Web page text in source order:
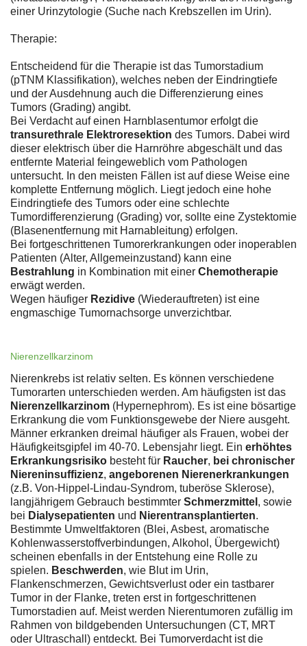
einer Urinzytologie (Suche nach Krebszellen im Urin).
Therapie:
Entscheidend für die Therapie ist das Tumorstadium
(pTNM Klassifikation), welches neben der Eindringtiefe
und der Ausdehnung auch die Differenzierung eines
Tumors (Grading) angibt.
Bei Verdacht auf einen Harnblasentumor erfolgt die
transurethrale Elektroresektion des Tumors. Dabei wird
dieser elektrisch über die Harnröhre abgeschält und das
entfernte Material feingeweblich vom Pathologen
untersucht. In den meisten Fällen ist auf diese Weise eine
komplette Entfernung möglich. Liegt jedoch eine hohe
Eindringtiefe des Tumors oder eine schlechte
Tumordifferenzierung (Grading) vor, sollte eine Zystektomie
(Blasenentfernung mit Harnableitung) erfolgen.
Bei fortgeschrittenen Tumorerkrankungen oder inoperablen
Patienten (Alter, Allgemeinzustand) kann eine
Bestrahlung in Kombination mit einer Chemotherapie
erwägt werden.
Wegen häufiger Rezidive (Wiederauftreten) ist eine
engmaschige Tumornachsorge unverzichtbar.
Nierenzellkarzinom
Nierenkrebs ist relativ selten. Es können verschiedene
Tumorarten unterschieden werden. Am häufigsten ist das
Nierenzellkarzinom (Hypernephrom). Es ist eine bösartige
Erkrankung die vom Funktionsgewebe der Niere ausgeht.
Männer erkranken dreimal häufiger als Frauen, wobei der
Häufigkeitsgipfel im 40-70. Lebensjahr liegt. Ein erhöhtes
Erkrankungsrisiko besteht für Raucher, bei chronischer
Niereninsuffizienz, angeborenen Nierenerkrankungen
(z.B. Von-Hippel-Lindau-Syndrom, tuberöse Sklerose),
langjährigem Gebrauch bestimmter Schmerzmittel , sowie
bei Dialysepatienten und Nierentransplantierten.
Bestimmte Umweltfaktoren (Blei, Asbest, aromatische
Kohlenwasserstoffverbindungen, Alkohol, Übergewicht)
scheinen ebenfalls in der Entstehung eine Rolle zu
spielen. Beschwerden, wie Blut im Urin,
Flankenschmerzen, Gewichtsverlust oder ein tastbarer
Tumor in der Flanke, treten erst in fortgeschrittenen
Tumorstadien auf. Meist werden Nierentumoren zufällig im
Rahmen von bildgebenden Untersuchungen (CT, MRT
oder Ultraschall) entdeckt. Bei Tumorverdacht ist die